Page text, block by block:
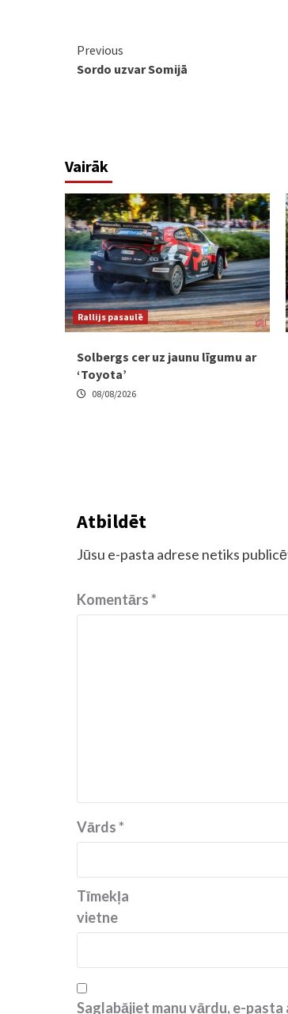
Continue
Reading
Previous
Sordo uzvar Somijā
Vairāk
Rallijs pasaulē
Solbergs cer uz jaunu līgumu ar
‘Toyota’
08/08/2026
Atbildēt
Jūsu e-pasta adrese netiks
Komentārs*
Vārds*
Tīmekļa
vietne
Saglabājiet manu vārdu, e-